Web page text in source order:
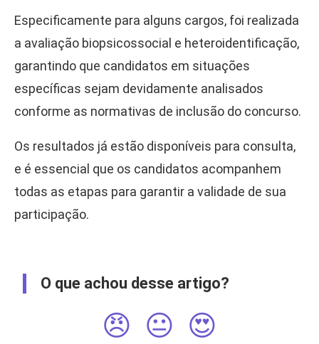
Especificamente para alguns cargos, foi realizada
a avaliação biopsicossocial e heteroidentificação,
garantindo que candidatos em situações
específicas sejam devidamente analisados
conforme as normativas de inclusão do concurso.
Os resultados já estão disponíveis para consulta,
e é essencial que os candidatos acompanhem
todas as etapas para garantir a validade de sua
participação.
O que achou desse artigo?
😠 😐 😍